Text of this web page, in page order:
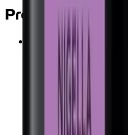
Produits associés